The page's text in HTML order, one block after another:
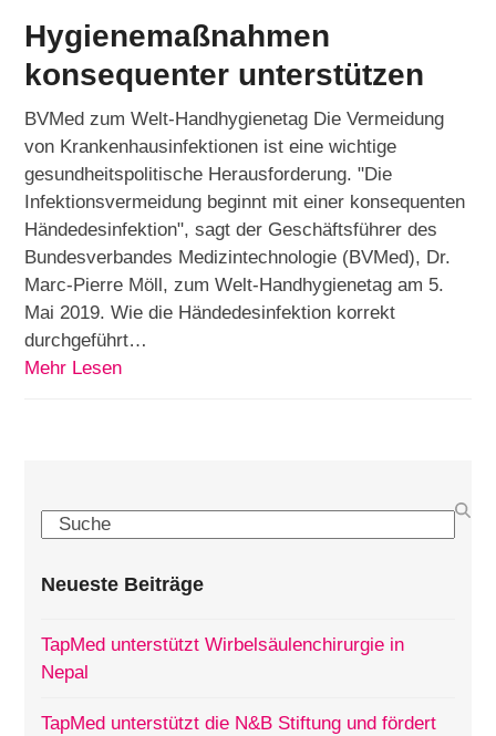
Hygienemaßnahmen
konsequenter unterstützen
BVMed zum Welt-Handhygienetag Die Vermeidung
von Krankenhausinfektionen ist eine wichtige
gesundheitspolitische Herausforderung. "Die
Infektionsvermeidung beginnt mit einer konsequenten
Händedesinfektion", sagt der Geschäftsführer des
Bundesverbandes Medizintechnologie (BVMed), Dr.
Marc-Pierre Möll, zum Welt-Handhygienetag am 5.
Mai 2019. Wie die Händedesinfektion korrekt
durchgeführt…
Mehr Lesen
Search
Neueste Beiträge
TapMed unterstützt Wirbelsäulenchirurgie in
Nepal
TapMed unterstützt die N&B Stiftung und fördert